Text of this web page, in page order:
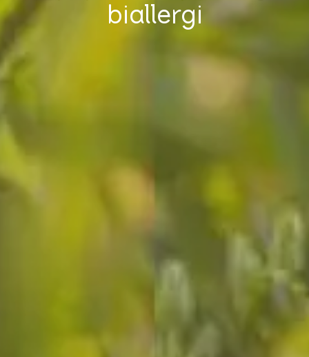
biallergi